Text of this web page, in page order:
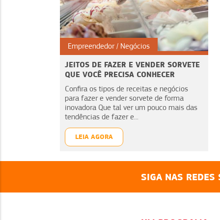
Empreendedor Negócios
JEITOS DE FAZER E VENDER SORVETE
QUE VOCÊ PRECISA CONHECER
Confira os tipos de receitas e negócios
para fazer e vender sorvete de forma
inovadora Que tal ver um pouco mais das
tendências de fazer e...
LEIA AGORA
SIGA NAS REDES